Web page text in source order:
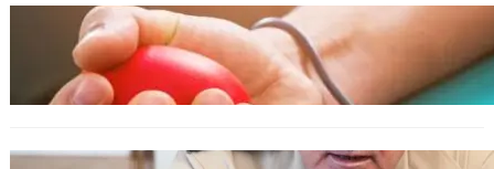
ОБЩЕСТВО
Варна има спешна нужда от кръводарители
с кръвна група 0+
БЪЛГАРИЯ